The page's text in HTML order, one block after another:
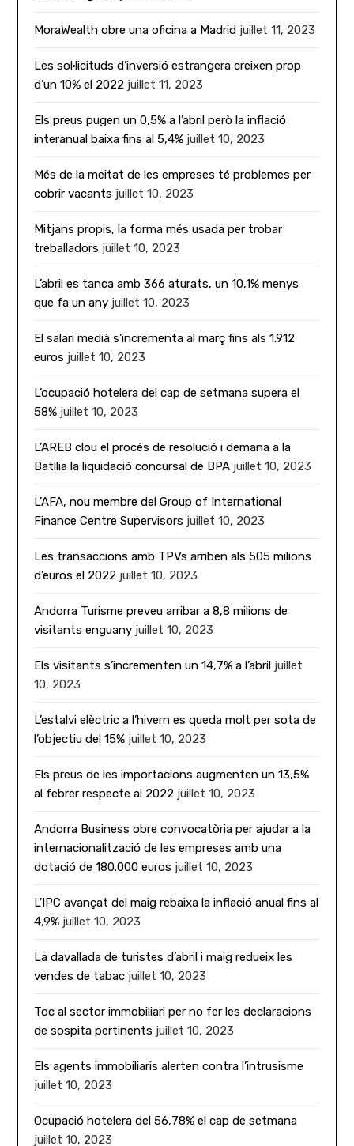
MoraWealth obre una oficina a Madrid juillet 11, 2023
Les sol·licituds d’inversió estrangera creixen prop
d’un 10% el 2022 juillet 11, 2023
Els preus pugen un 0,5% a l’abril però la inflació
interanual baixa fins al 5,4% juillet 10, 2023
Més de la meitat de les empreses té problemes per
cobrir vacants juillet 10, 2023
Mitjans propis, la forma més usada per trobar
treballadors juillet 10, 2023
L’abril es tanca amb 366 aturats, un 10,1% menys
que fa un any juillet 10, 2023
El salari medià s’incrementa al març fins als 1.912
euros juillet 10, 2023
L’ocupació hotelera del cap de setmana supera el
58% juillet 10, 2023
L’AREB clou el procés de resolució i demana a la
Batllia la liquidació concursal de BPA juillet 10, 2023
L’AFA, nou membre del Group of International
Finance Centre Supervisors juillet 10, 2023
Les transaccions amb TPVs arriben als 505 milions
d’euros el 2022 juillet 10, 2023
Andorra Turisme preveu arribar a 8,8 milions de
visitants enguany juillet 10, 2023
Els visitants s’incrementen un 14,7% a l’abril juillet
10, 2023
L’estalvi elèctric a l’hivern es queda molt per sota de
l’objectiu del 15% juillet 10, 2023
Els preus de les importacions augmenten un 13,5%
al febrer respecte al 2022 juillet 10, 2023
Andorra Business obre convocatòria per ajudar a la
internacionalització de les empreses amb una
dotació de 180.000 euros juillet 10, 2023
L’IPC avançat del maig rebaixa la inflació anual fins al
4,9% juillet 10, 2023
La davallada de turistes d’abril i maig redueix les
vendes de tabac juillet 10, 2023
Toc al sector immobiliari per no fer les declaracions
de sospita pertinents juillet 10, 2023
Els agents immobiliaris alerten contra l’intrusisme
juillet 10, 2023
Ocupació hotelera del 56,78% el cap de setmana
juillet 10, 2023